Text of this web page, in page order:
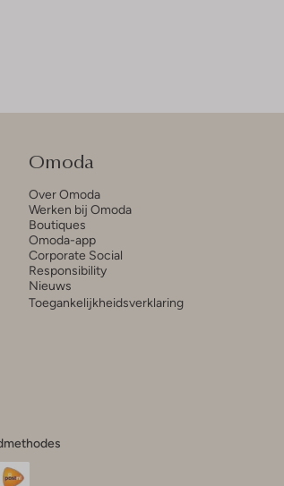
Omoda
Over Omoda
Werken bij Omoda
Boutiques
Omoda-app
Corporate Social
Responsibility
Nieuws
Toegankelijkheidsverklaring